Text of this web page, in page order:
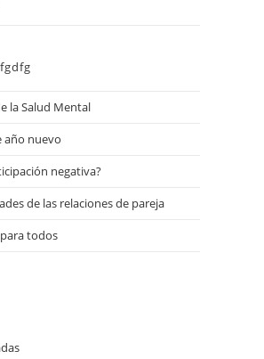
la Salud Mental
año nuevo
negativa?
de las relaciones de pareja
todos